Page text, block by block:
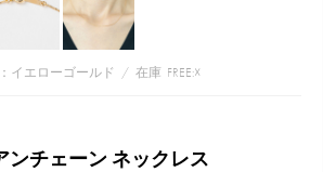
イエローゴールド / 在庫 FREE:☓
ンチェーン ネックレス